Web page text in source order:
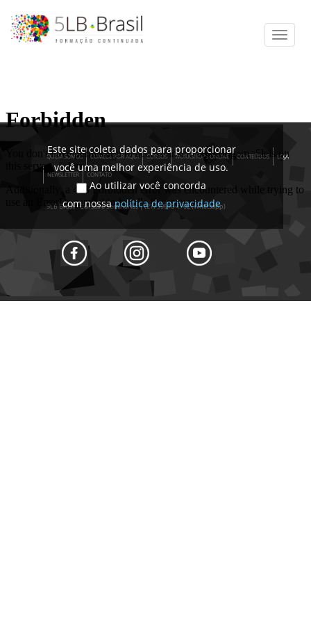
Toggle
QUEM SOMOS COMECE POR AQUI CURSOS WORKSHOPS ONLINE CONTEÚDOS LOJA
NEWSLETTER CONTATO
5LB Brasil - Cursos e Seminários | (21) 99616-4702 (Whatsapp)
Este site coleta dados para proporcionar
você uma melhor experiência de uso.
Ao utilizar você concorda
com nossapolítica de privacidade